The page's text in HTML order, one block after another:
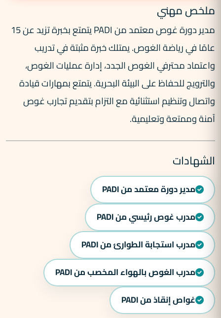
ملخص مهني
مدير دورة غوص معتمد من PADI يتمتع بخبرة تزيد عن 15
عامًا في رياضة الغوص. يمتلك خبرة مثبتة في تدريب
واعتماد محترفي الغوص الجدد، إدارة عمليات الغوص،
والترويج للحفاظ على البيئة البحرية. يتمتع بمهارات قيادة
واتصال وتنظيم استثنائية مع التزام بتقديم تجارب غوص
آمنة وممتعة وتعليمية.
الشهادات
مدير دورة معتمد من PADI
مدرب غوص رئيسي من PADI
مدرب استجابة الطوارئ من PADI
مدرب الغوص بالهواء المخصب من PADI
غواص إنقاذ من PADI